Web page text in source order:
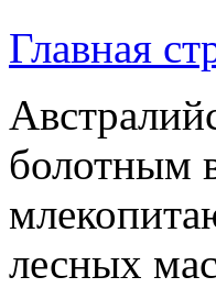
Главная
болотным
лесных